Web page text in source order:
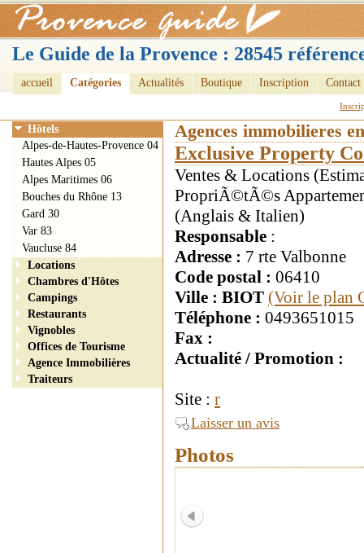
Le Guide de la Provence : 28545
accueil Catégories Actualités Boutique Inscription Contact
Agences immobilieres
Exclusive Property
Ventes & Locations
PropriÃ©tÃ©s
(Anglais & Italien)
Responsable :
Adresse : 7 rte Valbonne
Code postal : 06410
Ville : BIOT (Voir le plan
Téléphone : 0493651015
Fax :
Actualité / Promotion :
Site : r
Laisser un avis
Photos
Hôtels
Alpes-de-Hautes-Provence 04
Hautes Alpes 05
Alpes Maritimes 06
Bouches du Rhône 13
Gard 30
Var 83
Vaucluse 84
Locations
Chambres d'Hôtes
Campings
Restaurants
Vignobles
Offices de Tourisme
Agence Immobilières
Traiteurs